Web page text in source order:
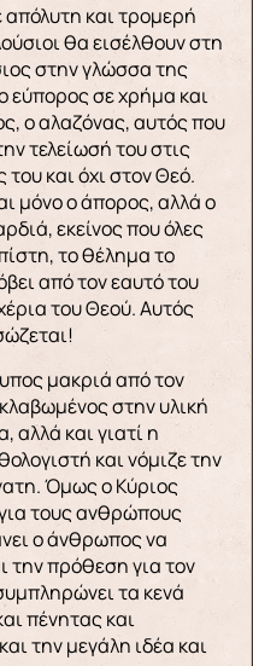
και τρομερή
θα εισέλθουν στη
στην γλώσσα της
εύπορος σε χρήμα και
ο αλαζόνας, αυτός που
τελείωσή του στις
του και όχι στον Θεό.
μόνο ο άπορος, αλλά ο
εκείνος που όλες
το θέλημα το
από τον εαυτό του
του Θεού. Αυτός
μακριά από τον
στην υλική
αλλά και γιατί η
και νόμιζε την
Όμως ο Κύριος
τους ανθρώπους
ο άνθρωπος να
την πρόθεση για τον
τα κενά
πένητας και
την μεγάλη ιδέα και